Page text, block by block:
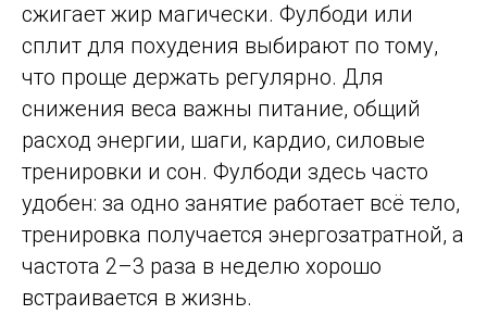
сжигает жир магически. Фулбоди или
сплит для похудения выбирают по тому,
что проще держать регулярно. Для
снижения веса важны питание, общий
расход энергии, шаги, кардио, силовые
тренировки и сон. Фулбоди здесь часто
удобен: за одно занятие работает всё тело,
тренировка получается энергозатратной, а
частота 2–3 раза в неделю хорошо
встраивается в жизнь.